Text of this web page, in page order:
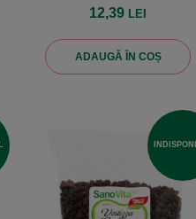
12,39 LEI
ADAUGĂ ÎN COȘ